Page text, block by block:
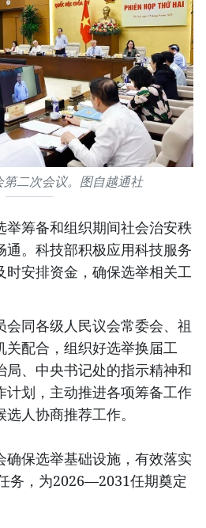
第二次会议。图自越通社
举筹备和组织期间社会治安秩
通。科技部积极应用科技服务
时安排资金，确保选举相关工
同各级人民议会常委会、祖
关配合，组织好选举换届工
局、中央书记处的指示精神和
计划，主动推进各项筹备工作
人协商推荐工作。
确保选举基础设施，有效落实
务，为2026—2031任期奠定